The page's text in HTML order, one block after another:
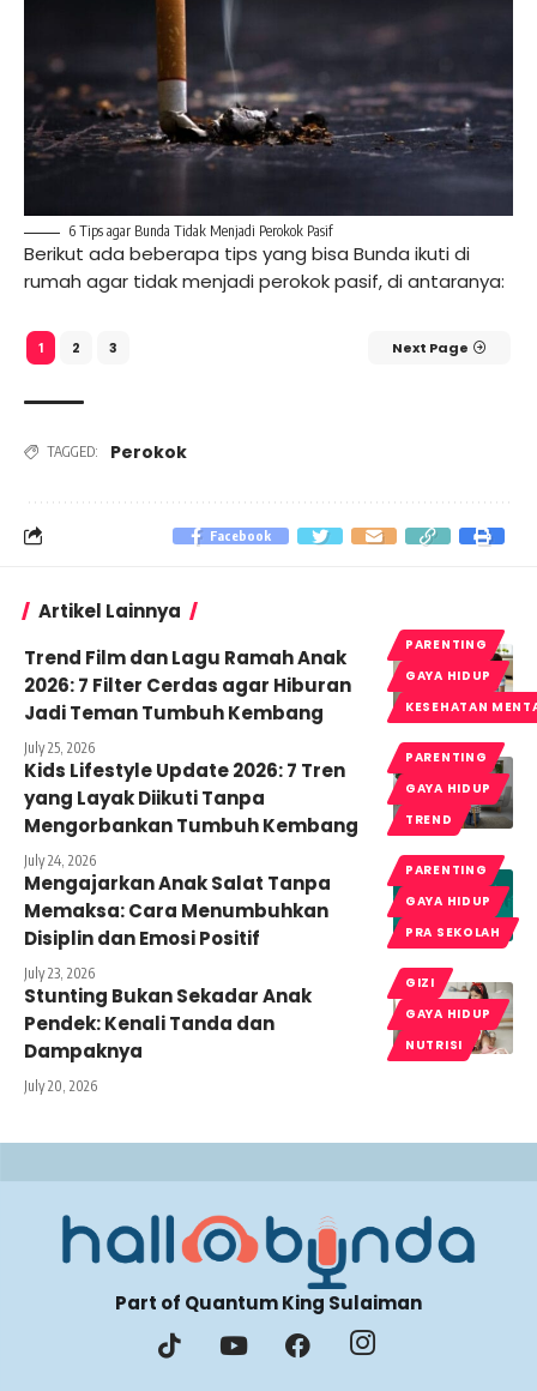
6 Tips agar Bunda Tidak Menjadi Perokok Pasif
Berikut ada beberapa tips yang bisa Bunda ikuti di
rumah agar tidak menjadi perokok pasif, di antaranya:
1 2 3 Next Page
TAGGED: Perokok
Facebook
Artikel Lainnya
PARENTING
GAYA HIDUP
KESEHATAN
Trend Film dan Lagu Ramah Anak
2026: 7 Filter Cerdas agar Hiburan
Jadi Teman Tumbuh Kembang
July 25, 2026
PARENTING
GAYA HIDUP
TREND
Kids Lifestyle Update 2026: 7 Tren
yang Layak Diikuti Tanpa
Mengorbankan Tumbuh Kembang
July 24, 2026
PARENTING
GAYA HIDUP
PRA SEKOLAH
Mengajarkan Anak Salat Tanpa
Memaksa: Cara Menumbuhkan
Disiplin dan Emosi Positif
July 23, 2026
GIZI
GAYA HIDUP
NUTRISI
Stunting Bukan Sekadar Anak
Pendek: Kenali Tanda dan
Dampaknya
July 20, 2026
Part of Quantum King Sulaiman